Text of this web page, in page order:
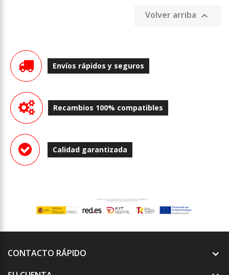
Volver arriba 
Envíos rápidos y seguros
Recambios 100% compatibles
Calidad garantizada
CONTACTO RÁPIDO